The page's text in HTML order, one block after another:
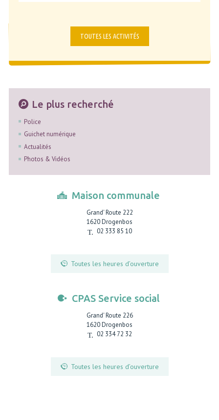
TOUTES LES ACTIVITÉS
Le plus recherché
Police
Guichet numérique
Actualités
Photos & Vidéos
Maison communale
Grand' Route 222
1620Drogenbos
02 333 85 10
Toutes les heures d’ouverture
CPAS Service social
Grand' Route 226
1620Drogenbos
02 334 72 32
Toutes les heures d’ouverture